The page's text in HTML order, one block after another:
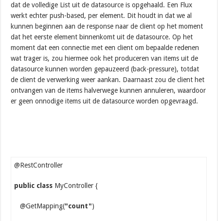
dat de volledige List uit de datasource is opgehaald. Een Flux
werkt echter push-based, per element. Dit houdt in dat we al
kunnen beginnen aan de response naar de client op het moment
dat het eerste element binnenkomt uit de datasource. Op het
moment dat een connectie met een client om bepaalde redenen
wat trager is, zou hiermee ook het produceren van items uit de
datasource kunnen worden gepauzeerd (back-pressure), totdat
de client de verwerking weer aankan. Daarnaast zou de client het
ontvangen van de items halverwege kunnen annuleren, waardoor
er geen onnodige items uit de datasource worden opgevraagd.
@RestController
public class MyController {
@GetMapping("count")